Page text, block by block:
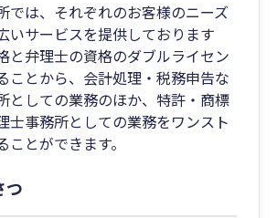
では、それぞれのお客様のニーズ
いサービスを提供しております
と弁理士の資格のダブルライセン
ことから、会計処理・税務申告な
としての業務のほか、特許・商標
士事務所としての業務をワンスト
ことができます。
つ